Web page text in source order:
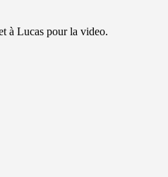
à Lucas pour la video.